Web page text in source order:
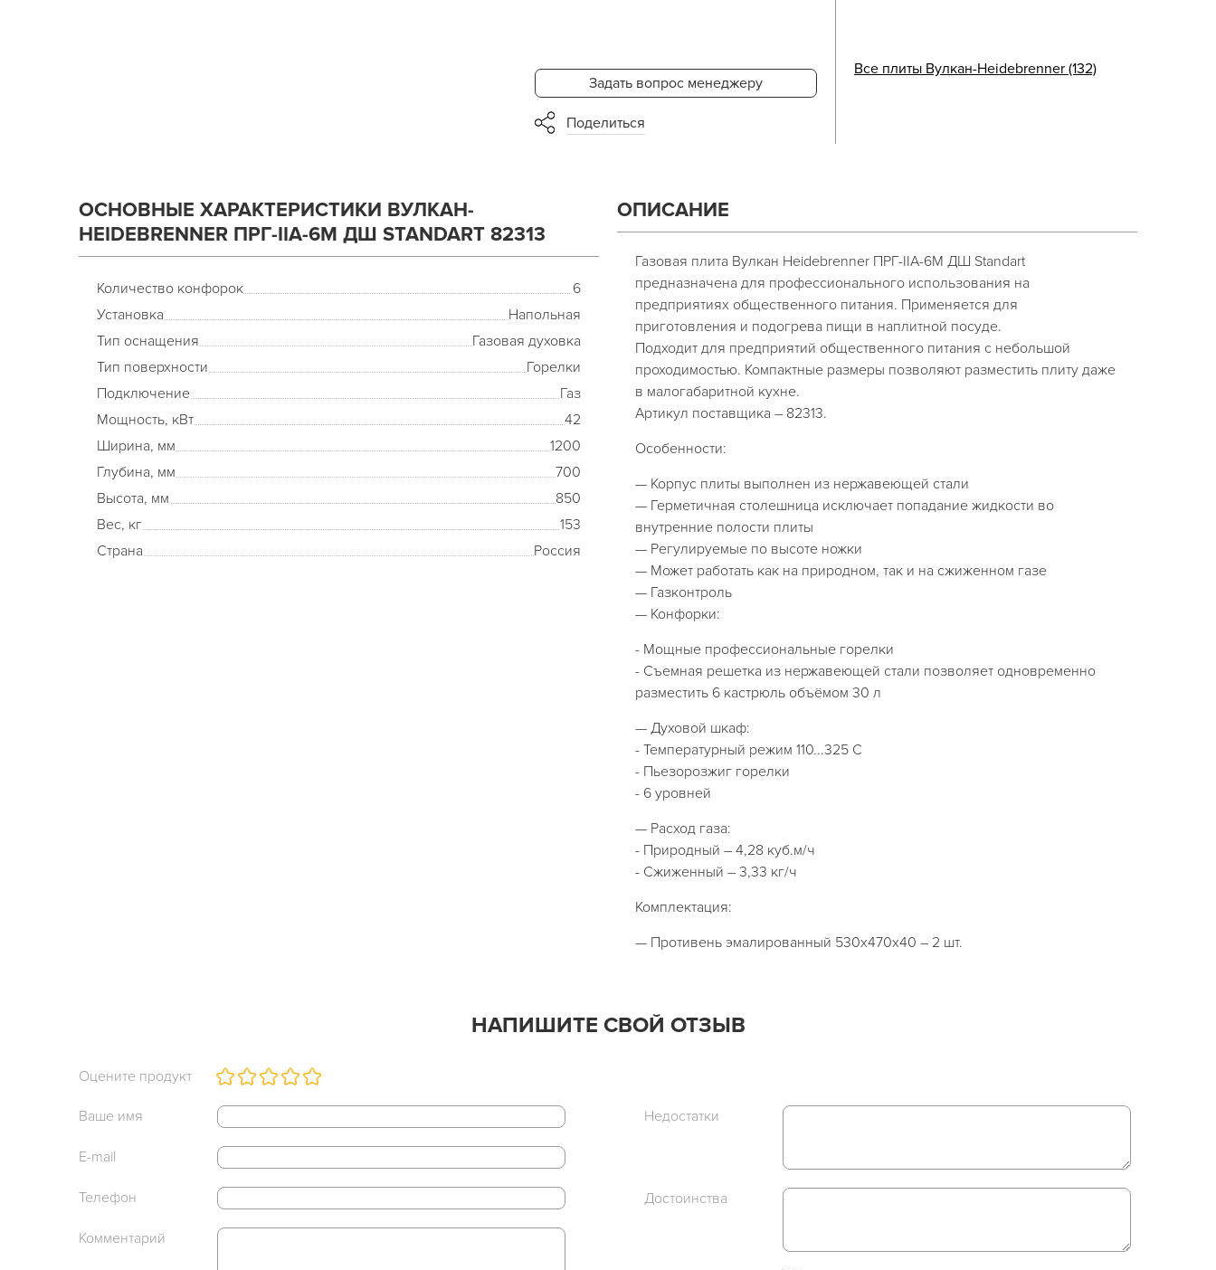
Задать вопрос менеджеру
Поделиться
Все плиты Вулкан-Heidebrenner (132)
ОСНОВНЫЕ ХАРАКТЕРИСТИКИ ВУЛКАН-
HEIDEBRENNER ПРГ-IIA-6М ДШ STANDART 82313
Количество конфорок
6
Установка
Напольная
Тип оснащения
Газовая духовка
Тип поверхности
Горелки
Подключение
Газ
Мощность, кВт
42
Ширина, мм
1200
Глубина, мм
700
Высота, мм
850
Вес, кг
153
Страна
Россия
ОПИСАНИЕ
Газовая плита Вулкан Heidebrenner ПРГ-IIА-6M ДШ Standart
предназначена для профессионального использования на
предприятиях общественного питания. Применяется для
приготовления и подогрева пищи в наплитной посуде.
Подходит для предприятий общественного питания с небольшой
проходимостью. Компактные размеры позволяют разместить плиту даже
в малогабаритной кухне.
Артикул поставщика – 82313.
Особенности:
— Корпус плиты выполнен из нержавеющей стали
— Герметичная столешница исключает попадание жидкости во
внутренние полости плиты
— Регулируемые по высоте ножки
— Может работать как на природном, так и на сжиженном газе
— Газконтроль
— Конфорки:
- Мощные профессиональные горелки
- Съемная решетка из нержавеющей стали позволяет одновременно
разместить 6 кастрюль объёмом 30 л
— Духовой шкаф:
- Температурный режим 110...325 С
- Пьезорозжиг горелки
- 6 уровней
— Расход газа:
- Природный – 4,28 куб.м/ч
- Сжиженный – 3,33 кг/ч
Комплектация:
— Противень эмалированный 530х470х40 – 2 шт.
НАПИШИТЕ СВОЙ ОТЗЫВ
Оцените продукт
Ваше имя
E-mail
Телефон
Комментарий
Недостатки
Достоинства